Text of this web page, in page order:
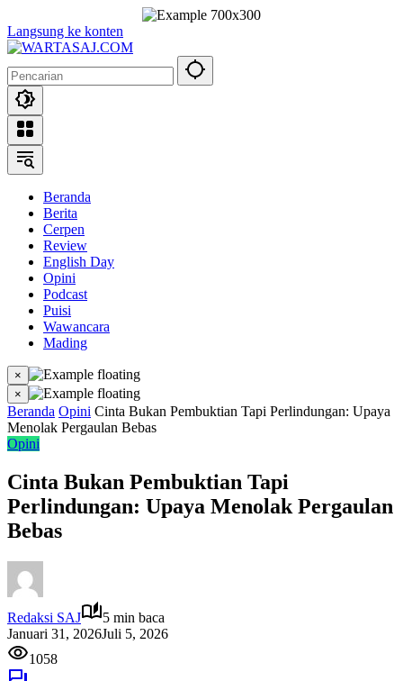
Langsung ke konten
Beranda
Berita
Cerpen
Review
English Day
Opini
Podcast
Puisi
Wawancara
Mading
×
×
Beranda Opini Cinta Bukan Pembuktian Tapi Perlindungan: Upaya
Menolak Pergaulan Bebas
Opini
Cinta Bukan Pembuktian Tapi
Perlindungan: Upaya Menolak Pergaulan
Bebas
Redaksi SAJ
5 min baca
Januari 31, 2026Juli 5, 2026
1058